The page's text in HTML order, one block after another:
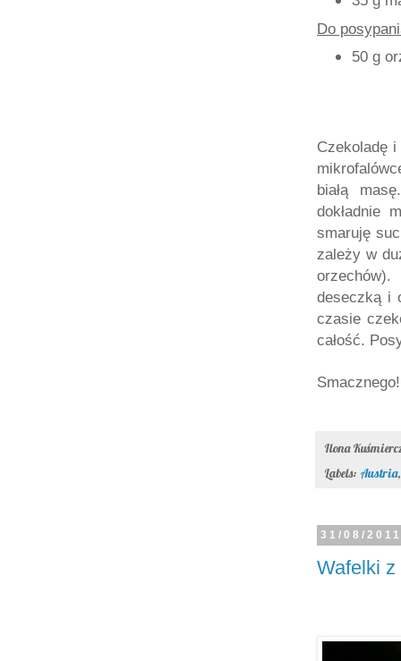
Do
50 g
Czekoladę
białą
dokładnie
smaruję
zależy w
deseczką i
czasie
całość.
Ilona
Labels: Austria
31/08/
Wafelki